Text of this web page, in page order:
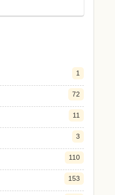
1
72
11
3
110
153